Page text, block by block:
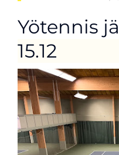
Yötennis
15.12